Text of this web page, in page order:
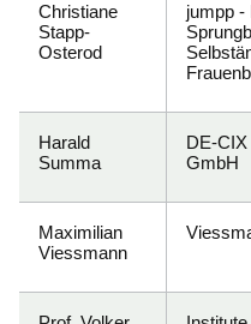
Christiane
Stapp-
Osterod
jumpp -
Harald
Summa
DE-
GmbH
Maximilian
Viessmann